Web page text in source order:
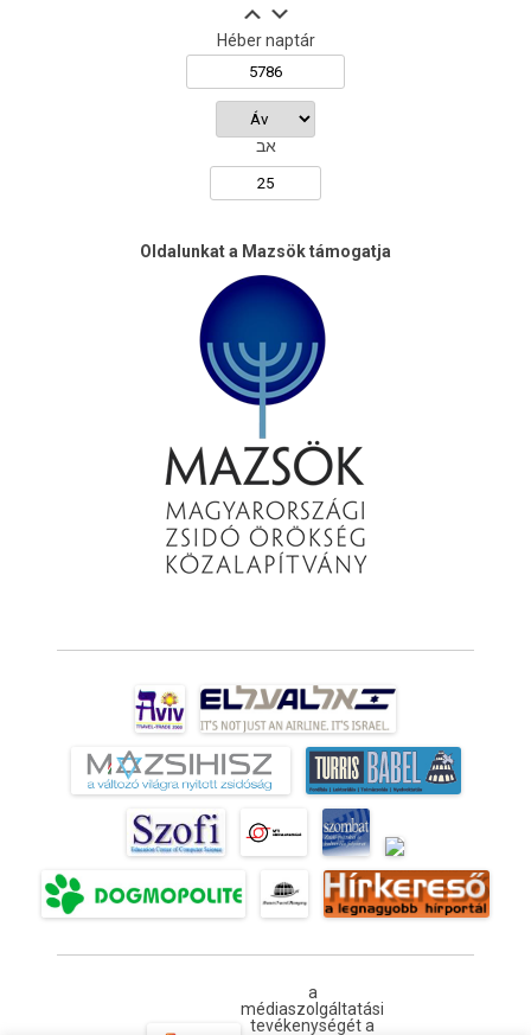
Héber naptár
אב
Oldalunkat a Mazsök támogatja
a
médiaszolgáltatási
tevékenységét a